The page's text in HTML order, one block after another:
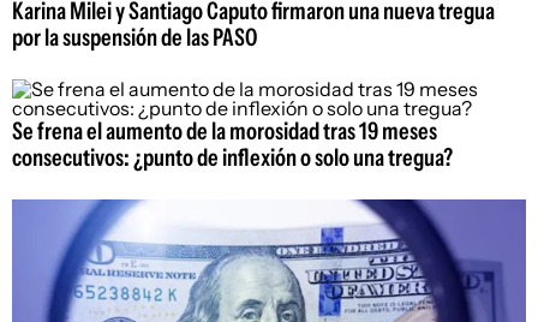
Karina Milei y Santiago Caputo firmaron una nueva tregua
por la suspensión de las PASO
Se frena el aumento de la morosidad tras 19 meses
consecutivos: ¿punto de inflexión o solo una tregua?